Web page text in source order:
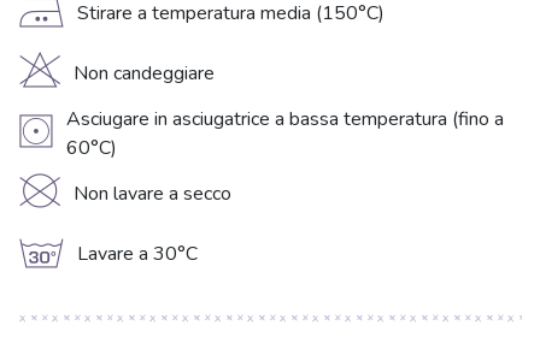
E Stirare a temperatura media (150°C)
H Non candeggiare
V Asciugare in asciugatrice a bassa temperatura (fino a
60°C)
K Non lavare a secco
g Lavare a 30°C